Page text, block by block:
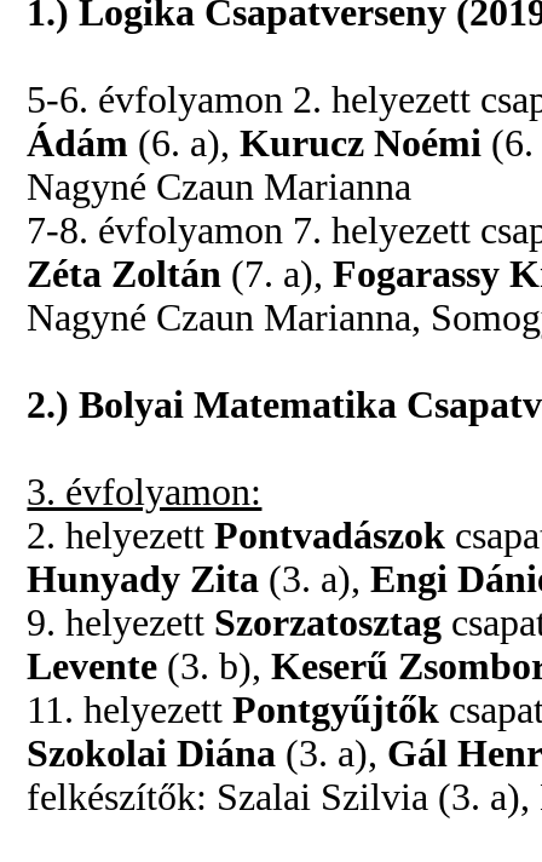
1.) Logika Csapatverseny
5-6. évfolyamon 2. helyezett
Ádám (6. a),Kurucz Noémi
Nagyné Czaun Marianna
7-8. évfolyamon 7. helyezett
Zéta Zoltán (7. a),Fogarassy
Nagyné Czaun Marianna,
2.) Bolyai Matematika
3. évfolyamon:
2. helyezettPontvadászok
Hunyady Zita (3. a),Engi
9. helyezett Szorzatosztag
Levente (3. b), Keserű
11. helyezettPontgyűjtők
Szokolai Diána (3. a), Gál
felkészítők: Szalai Szilvia (3.